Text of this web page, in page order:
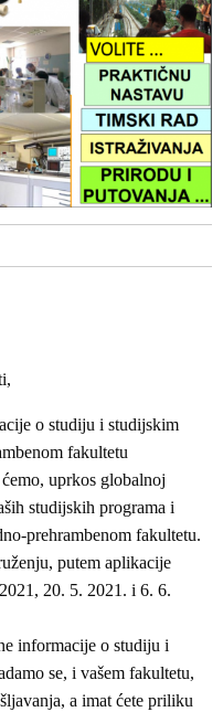
o studiju i studijskim
fakultetu
uprkos globalnoj
studijskih programa i
prehrambenom fakultetu.
putem aplikacije
20. 5. 2021. i 6. 6.
informacije o studiju i
se, i vašem fakultetu,
a imat ćete priliku